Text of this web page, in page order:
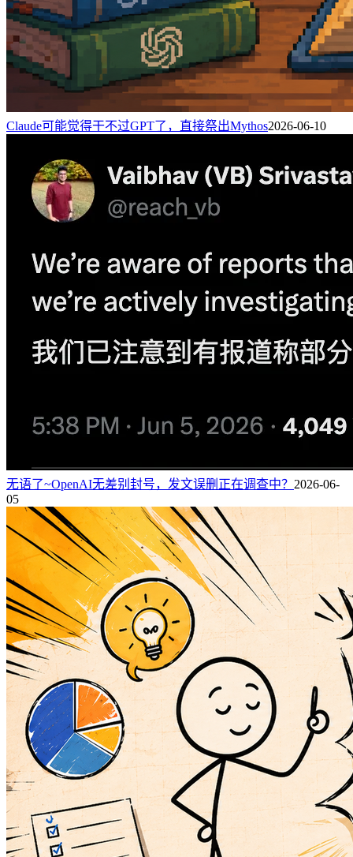
Claude可能觉得干不过GPT了，直接祭出Mythos2026-06-10
无语了~OpenAI无差别封号，发文误删正在调查中？ 2026-06-
05